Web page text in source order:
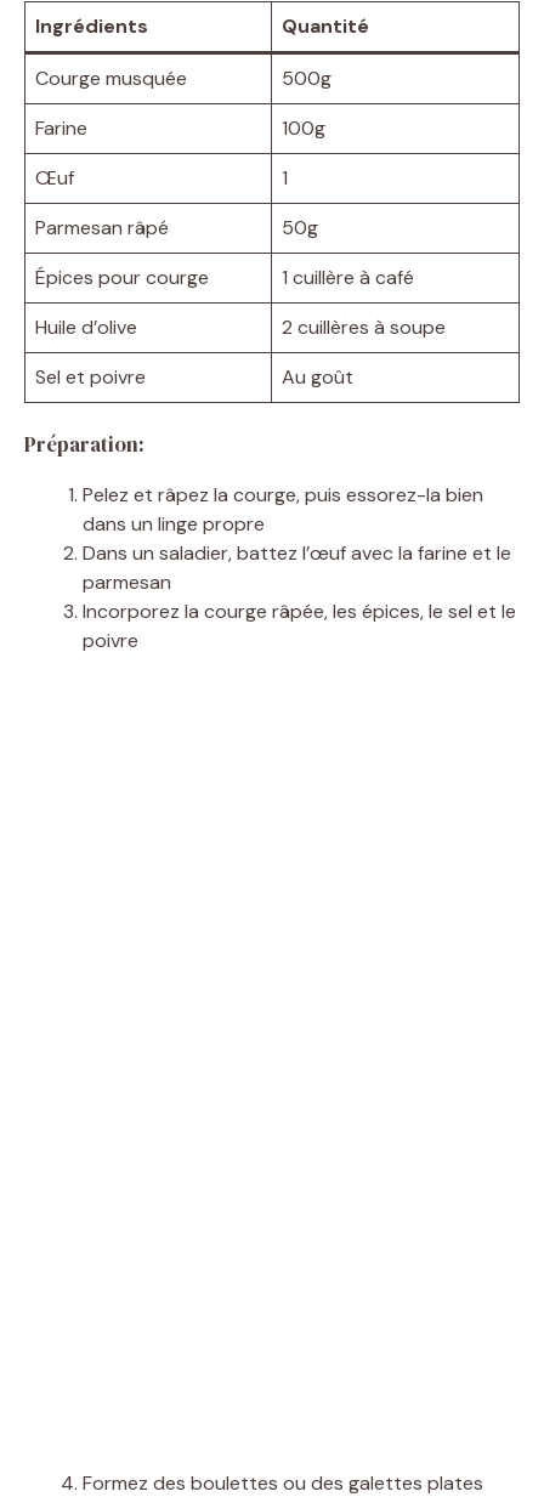
Ingrédients Quantité
Courge musquée
500g
Farine
100g
Œuf
1
Parmesan râpé
50g
Épices pour courge
1 cuillère à café
Huile d’olive
2 cuillères à soupe
Sel et poivre
Au goût
Préparation:
Pelez et râpez la courge, puis essorez-la bien
dans un linge propre
Dans un saladier, battez l’œuf avec la farine et le
parmesan
Incorporez la courge râpée, les épices, le sel et le
poivre
Formez des boulettes ou des galettes plates